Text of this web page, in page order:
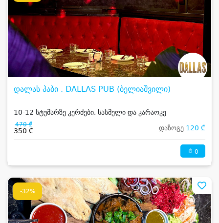
დალას პაბი . DALLAS PUB (ბელიაშვილი)
10-12 სტუმარზე კერძები, სასმელი და კარაოკე
470 ₾
350 ₾ დაზოგე 120 ₾
0
-32%